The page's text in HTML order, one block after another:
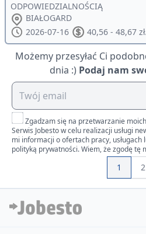
ODPOWIEDZIALNOŚCIĄ
BIAŁOGARD
2026-07-16
40,56 - 48,67
Możemy przesyłać Ci
dnia :) Podaj nam
Zgadzam się na przetwarzanie
Serwis Jobesto w celu realizacji usługi
mi informacji o ofertach pracy, usługach
polityką prywatności. Wiem, że zgodę tę
1 2